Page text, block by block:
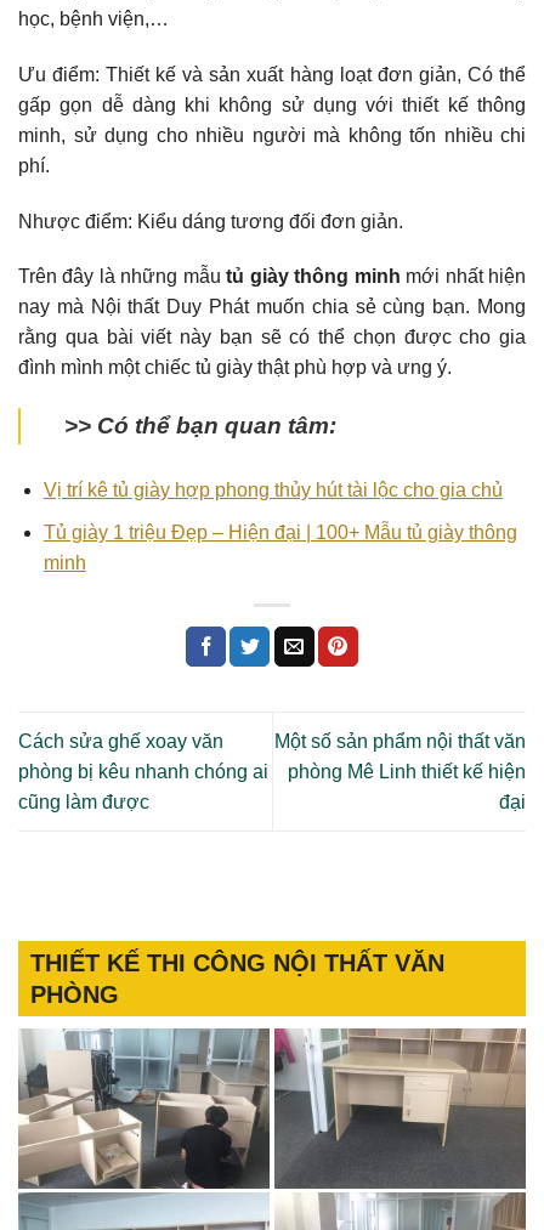
học, bệnh viện,…
Ưu điểm: Thiết kế và sản xuất hàng loạt đơn giản, Có thể
gấp gọn dễ dàng khi không sử dụng với thiết kế thông
minh, sử dụng cho nhiều người mà không tốn nhiều chi
phí.
Nhược điểm: Kiểu dáng tương đối đơn giản.
Trên đây là những mẫutủ giày thông minh mới nhất hiện
nay mà Nội thất Duy Phát muốn chia sẻ cùng bạn. Mong
rằng qua bài viết này bạn sẽ có thể chọn được cho gia
đình mình một chiếc tủ giày thật phù hợp và ưng ý.
>> Có thể bạn quan tâm:
Vị trí kê tủ giày hợp phong thủy hút tài lộc cho gia chủ
Tủ giày 1 triệu Đẹp – Hiện đại | 100+ Mẫu tủ giày thông
minh
Cách sửa ghế xoay văn
phòng bị kêu nhanh chóng ai
cũng làm được
Một số sản phẩm nội thất văn
phòng Mê Linh thiết kế hiện
đại
THIẾT KẾ THI CÔNG NỘI THẤT VĂN
PHÒNG